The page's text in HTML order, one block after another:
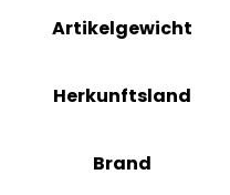
Artikelgewicht
Herkunftsland
Brand